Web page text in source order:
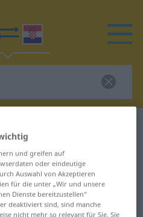
Übersetzung für
Übersetzung
und greifen auf
oder eindeutige
Auswahl von Akzeptieren
für die unter „Wir und unsere
Dienste bereitzustellen“
deaktiviert sind, sind manche
nicht mehr so relevant für Sie. Sie